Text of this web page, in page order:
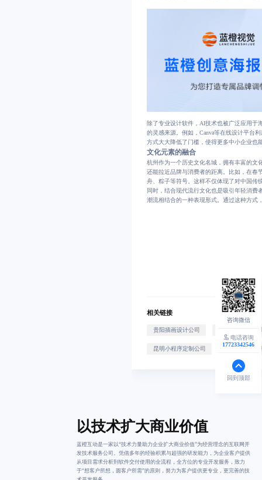
除了专业设计软件，AI技术也被广泛应用于
的灵感来源。例如，Canva等在线设计平台
方式大大降低了门槛，使得更多中小企业也
文化元素的融合
杭州作为一个历史文化名城，拥有丰富的文
还能拉近品牌与消费者的距离。比如，在春
舟、粽子等符号。这样不仅体现了对中国传
同时，结合现代流行文化也是吸引年轻消
潮流相结合的一种表现形式。通过这种方式
相关链接
贵阳插画设计公司 昆明画册设计公
昆明小程序定制公司 天津H5活动定
电话咨询
17723342546
回到顶部
以技术扩大商业价值
蓝橙互动是一家以“技术力量助力企业扩大商业价值”为经营理念的互联网开
发技术服务公司。凭借多年的经验积累与超强的研发能力，为企业客户提供
从项目需求分析到软件交付使用的全流程，全方位的专业开发服务，致力
于“想客户所想，圆客户所需”的原则，努力为客户提供更专业，更完善的技